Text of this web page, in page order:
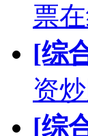
票
[综
资
[综